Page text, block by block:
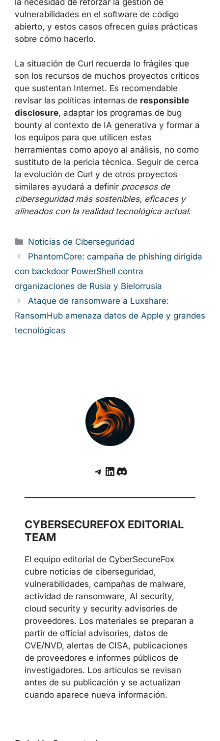
vulnerabilidades en el software de código
abierto, y estos casos ofrecen guías prácticas
sobre cómo hacerlo.
La situación de Curl recuerda lo frágiles que
son los recursos de muchos proyectos críticos
que sustentan Internet. Es recomendable
revisar las políticas internas de responsible
disclosure, adaptar los programas de bug
bounty al contexto de IA generativa y formar a
los equipos para que utilicen estas
herramientas como apoyo al análisis, no como
sustituto de la pericia técnica. Seguir de cerca
la evolución de Curl y de otros proyectos
similares ayudará a definir procesos de
ciberseguridad más sostenibles, eficaces y
alineados con la realidad tecnológica actual.
Categorías
Noticias de Ciberseguridad
PhantomCore: campaña de phishing dirigida
con backdoor PowerShell contra
organizaciones de Rusia y Bielorrusia
Ataque de ransomware a Luxshare:
RansomHub amenaza datos de Apple y grandes
tecnológicas
Telegram
LinkedIn
Discord
CYBERSECUREFOX EDITORIAL
TEAM
El equipo editorial de CyberSecureFox
cubre noticias de ciberseguridad,
vulnerabilidades, campañas de malware,
actividad de ransomware, AI security,
cloud security y security advisories de
proveedores. Los materiales se preparan a
partir de official advisories, datos de
CVE/NVD, alertas de CISA, publicaciones
de proveedores e informes públicos de
investigadores. Los artículos se revisan
antes de su publicación y se actualizan
cuando aparece nueva información.